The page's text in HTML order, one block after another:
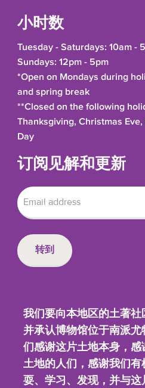
小时数
Tuesday - Saturdays: 10am -
Sundays: 12pm - 5pm
*Open on Mondays during
and spring break
**Closed on the following
Thanksgiving, Christmas
Day
订阅见解和更新
我们要向本地区的土著社
并承认博物馆位于南派
们感谢这片土地本身，
土地的人们，感谢我们
耍、学习、发现，并与这